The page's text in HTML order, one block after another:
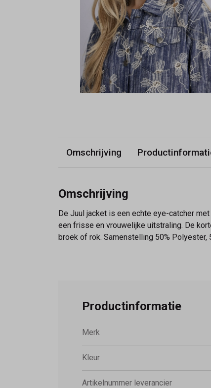
Omschrijving
Omschrijving
De Juul jacket is een echte eye-catcher
een frisse en vrouwelijke uitstraling. De
broek of rok. Samenstelling 50% Polyester,
Productinformatie
Merk
Kleur
Artikelnummer leverancier